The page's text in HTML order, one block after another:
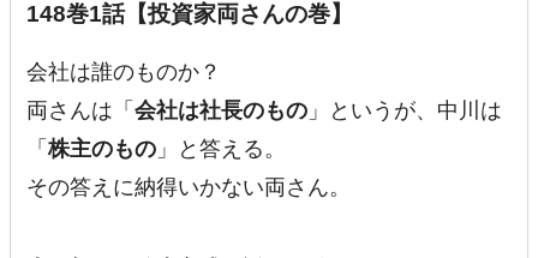
148巻1話【投資家両さんの巻】
会社は誰のものか？
両さんは「会社は社長のもの 」というが、中川は
「株主のもの 」と答える。
その答えに納得いかない両さん。